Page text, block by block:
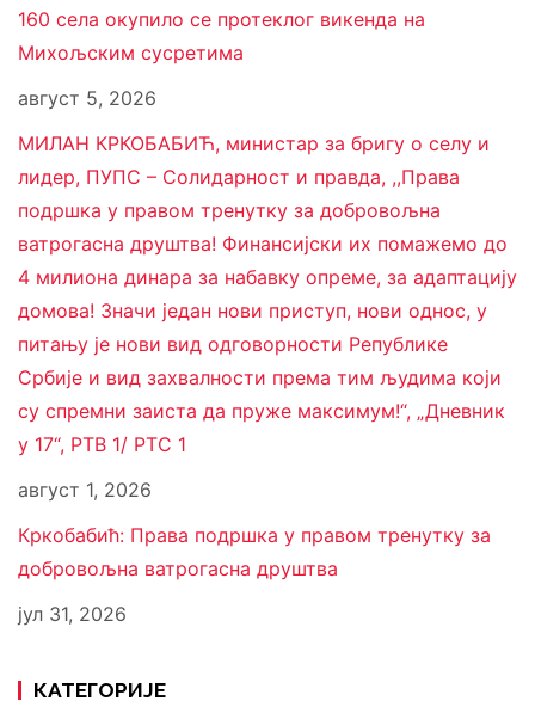
160 села окупило се протеклог викенда на
Михољским сусретима
август 5, 2026
МИЛАН КРКОБАБИЋ, министар за бригу о селу и
лидер, ПУПС – Солидарност и правда, ,,Права
подршка у правом тренутку за добровољна
ватрогасна друштва! Финансијски их помажемо до
4 милиона динара за набавку опреме, за адаптацију
домова! Значи један нови приступ, нови однос, у
питању је нови вид одговорности Републике
Србије и вид захвалности према тим људима који
су спремни заиста да пруже максимум!“, „Дневник
у 17“, РТВ 1/ РТС 1
август 1, 2026
Кркобабић: Права подршка у правом тренутку за
добровољна ватрогасна друштва
јул 31, 2026
КАТЕГОРИЈЕ